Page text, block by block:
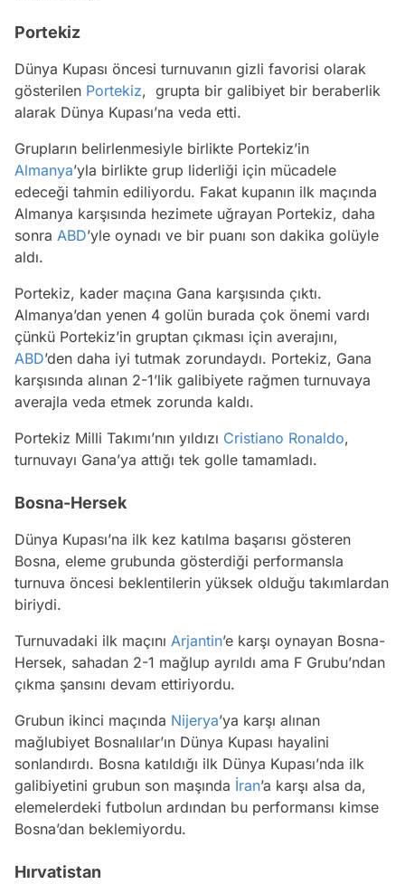
Portekiz
Dünya Kupası öncesi turnuvanın gizli favorisi olarak
gösterilen Portekiz, grupta bir galibiyet bir beraberlik
alarak Dünya Kupası’na veda etti.
Grupların belirlenmesiyle birlikte Portekiz’in
Almanya’yla birlikte grup liderliği için mücadele
edeceği tahmin ediliyordu. Fakat kupanın ilk maçında
Almanya karşısında hezimete uğrayan Portekiz, daha
sonra ABD’yle oynadı ve bir puanı son dakika golüyle
aldı.
Portekiz, kader maçına Gana karşısında çıktı.
Almanya’dan yenen 4 golün burada çok önemi vardı
çünkü Portekiz’in gruptan çıkması için averajını,
ABD’den daha iyi tutmak zorundaydı. Portekiz, Gana
karşısında alınan 2-1’lik galibiyete rağmen turnuvaya
averajla veda etmek zorunda kaldı.
Portekiz Milli Takımı’nın yıldızı Cristiano Ronaldo,
turnuvayı Gana’ya attığı tek golle tamamladı.
Bosna-Hersek
Dünya Kupası’na ilk kez katılma başarısı gösteren
Bosna, eleme grubunda gösterdiği performansla
turnuva öncesi beklentilerin yüksek olduğu takımlardan
biriydi.
Turnuvadaki ilk maçını Arjantin’e karşı oynayan Bosna-
Hersek, sahadan 2-1 mağlup ayrıldı ama F Grubu’ndan
çıkma şansını devam ettiriyordu.
Grubun ikinci maçında Nijerya’ya karşı alınan
mağlubiyet Bosnalılar’ın Dünya Kupası hayalini
sonlandırdı. Bosna katıldığı ilk Dünya Kupası’nda ilk
galibiyetini grubun son maşında İran’a karşı alsa da,
elemelerdeki futbolun ardından bu performansı kimse
Bosna’dan beklemiyordu.
Hırvatistan